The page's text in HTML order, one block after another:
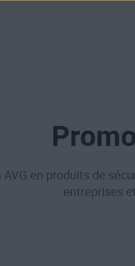
en produits de
entreprises